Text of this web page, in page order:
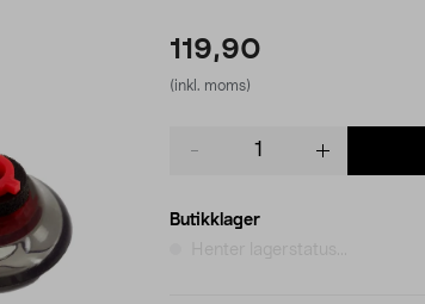
119,90
(inkl. moms)
Butikklager